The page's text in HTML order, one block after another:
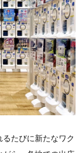
たびに新たなワク